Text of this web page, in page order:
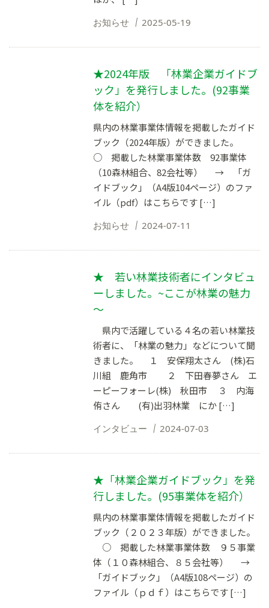
お知らせ 2025-05-19
★2024年版 「林業企業ガイドブ
ック」を発行しました。(92事業
体を紹介）
県内の林業事業体情報を掲載したガイド
ブック（2024年版）ができました。
○ 掲載した林業事業体数 92事業体
（10森林組合、82会社等） → 「ガ
イドブック」（A4版104ページ）のファ
イル（pdf）はこちらです […]
お知らせ 2024-07-11
★ 若い林業技術者にインタビュ
ーしました。~ここが林業の魅力
～
県内で活躍している４名の若い林業技
術者に、「林業の魅力」などについて聞
きました。 １ 安保翔太さん (株)石
川組 鹿角市 ２ 下田春夢さん エ
ーピーフォーレ(株) 秋田市 ３ 内海
侑さん (有)出羽林業 にか […]
インタビュー 2024-07-03
★「林業企業ガイドブック」を発
行しました。(95事業体を紹介）
県内の林業事業体情報を掲載したガイド
ブック（２０２３年版）ができました。
○ 掲載した林業事業体数 ９５事業
体（１０森林組合、８５会社等） →
「ガイドブック」（A4版108ページ）の
ファイル（ｐｄｆ）はこちらです […]